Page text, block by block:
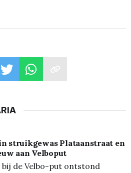
struikgewas Plataanstraat en
aan Velboput
bij de Velbo-put ontstond